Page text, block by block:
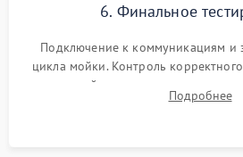
6. Финальное
Подключение к коммуникациям и
цикла мойки. Контроль
до нужной температуры,
штатного слива и абсолютной
Подробнее